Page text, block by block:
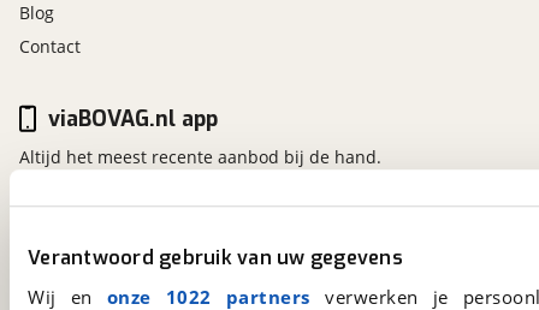
Verantwoord gebruik van uw gegevens
Wij en onze 1022 partners verwerken je
Blog
Contact
viaBOVAG.nl
viaBOVAG.nl app
Altijd het meest recente aanbod bij de hand.